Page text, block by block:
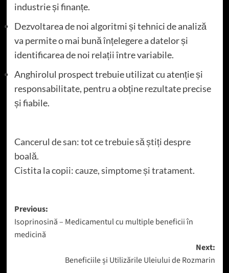
industrie și finanțe.
Dezvoltarea de noi algoritmi și tehnici de analiză
va permite o mai bună înțelegere a datelor și
identificarea de noi relații între variabile.
Anghirolul prospect trebuie utilizat cu atenție și
responsabilitate, pentru a obține rezultate precise
și fiabile.
Cancerul de san: tot ce trebuie să știți despre
boală.
Cistita la copii: cauze, simptome și tratament.
Post
navigation
Previous:
Isoprinosină – Medicamentul cu multiple beneficii în
medicină
Next:
Beneficiile și Utilizările Uleiului de Rozmarin